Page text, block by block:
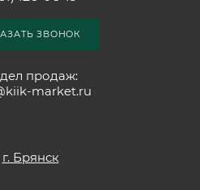
ЗВОНОК
продаж:
market.ru
г. Брянск